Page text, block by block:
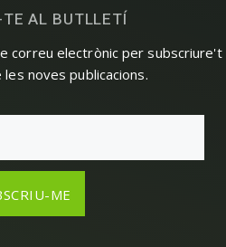
TE AL BUTLLETÍ
correu electrònic per subscriure't
noves publicacions.